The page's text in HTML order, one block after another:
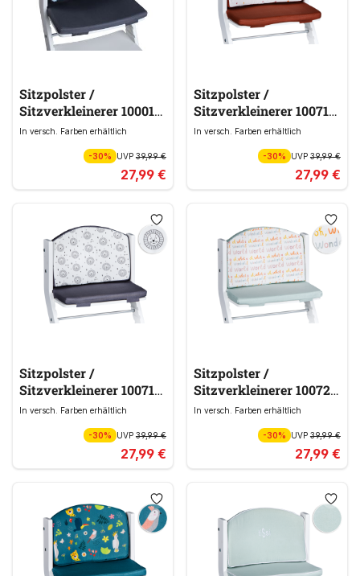
Sitzpolster /
Sitzverkleinerer 100010
grau
In versch. Farben erhältlich
-30% UVP 39,99 €
27,99 €
Sitzpolster /
Sitzverkleinerer 100718
rot & orange
In versch. Farben erhältlich
-30% UVP39,99 €
27,99 €
Sitzpolster /
Sitzverkleinerer 100719
grau
In versch. Farben erhältlich
-30% UVP 39,99 €
27,99 €
Sitzpolster /
Sitzverkleinerer 100720
blau
In versch. Farben erhältlich
-30% UVP39,99 €
27,99 €